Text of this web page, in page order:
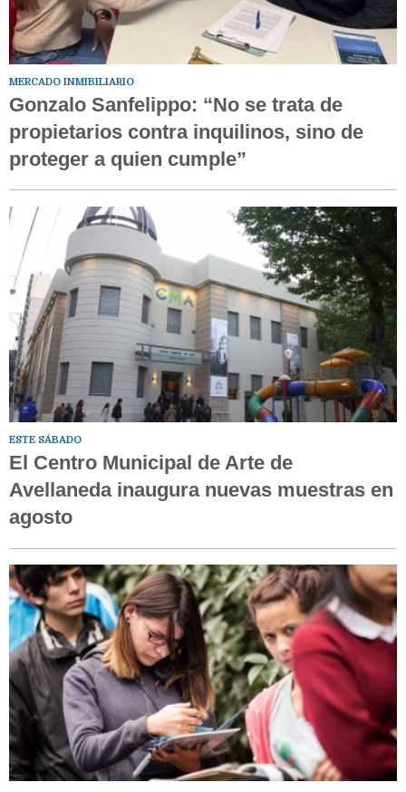
MERCADO INMIBILIARIO
Gonzalo Sanfelippo: “No se trata de
propietarios contra inquilinos, sino de
proteger a quien cumple”
ESTE SÁBADO
El Centro Municipal de Arte de
Avellaneda inaugura nuevas muestras en
agosto